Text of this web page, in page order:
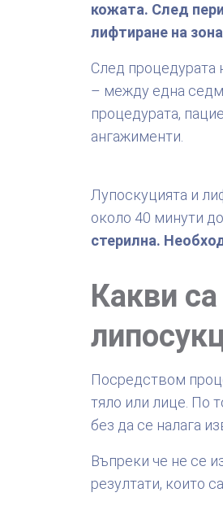
кожата. След
лифтиране на
След процедурата
– между една
процедурата,
ангажименти.
Лупоскуцията и
около 40 минути до
стерилна.
Какви
Посредством
тяло или лице. По
без да се налага
Въпреки че не се
резултати, които